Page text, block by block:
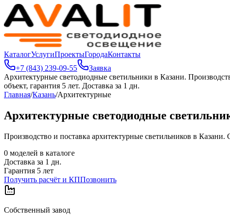
КаталогУслугиПроектыГородаКонтакты
+7 (843) 239-09-55
Заявка
Архитектурные светодиодные светильники в Казани.
объект, гарантия 5 лет. Доставка за 1 дн.
Главная/Казань/Архитектурные
Архитектурные светодиодные
Производство и поставка архитектурные светильников в
0 моделей в каталоге
Доставка за 1 дн.
Гарантия 5 лет
Получить расчёт и КППозвонить
Собственный завод